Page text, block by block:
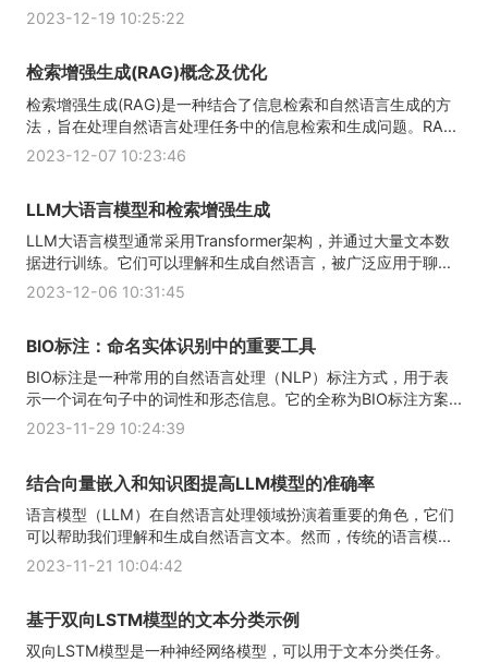
2023-12-19 10:25:22
检索增强生成(RAG)概念及优化
检索增强生成(RAG)是一种结合了信息检索和自然语言生成的方
法，旨在处理自然语言处理任务中的信息检索和生成问题。RA...
2023-12-07 10:23:46
LLM大语言模型和检索增强生成
LLM大语言模型通常采用Transformer架构，并通过大量文本数
据进行训练。它们可以理解和生成自然语言，被广泛应用于聊...
2023-12-06 10:31:45
BIO标注：命名实体识别中的重要工具
BIO标注是一种常用的自然语言处理（NLP）标注方式，用于表
示一个词在句子中的词性和形态信息。它的全称为BIO标注方案...
2023-11-29 10:24:39
结合向量嵌入和知识图提高LLM模型的准确率
语言模型（LLM）在自然语言处理领域扮演着重要的角色，它们
可以帮助我们理解和生成自然语言文本。然而，传统的语言模...
2023-11-21 10:04:42
基于双向LSTM模型的文本分类示例
双向LSTM模型是一种神经网络模型，可以用于文本分类任务。